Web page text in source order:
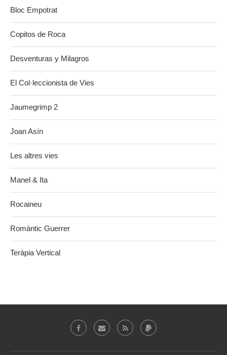
Bloc Empotrat
Copitos de Roca
Desventuras y Milagros
El Col·leccionista de Vies
Jaumegrimp 2
Joan Asín
Les altres vies
Manel & Ita
Rocaineu
Romàntic Guerrer
Teràpia Vertical